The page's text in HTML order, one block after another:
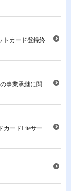
トカード登録終
事業承継に関
カードLiteサー